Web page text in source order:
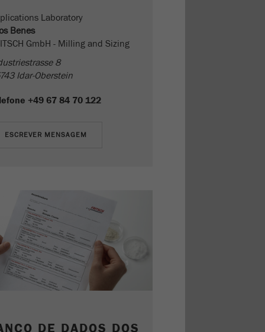
Laboratory
Benes
GmbH - Milling and Sizing
8
Idar-Oberstein
+49 67 84 70 122
DE DADOS DOS